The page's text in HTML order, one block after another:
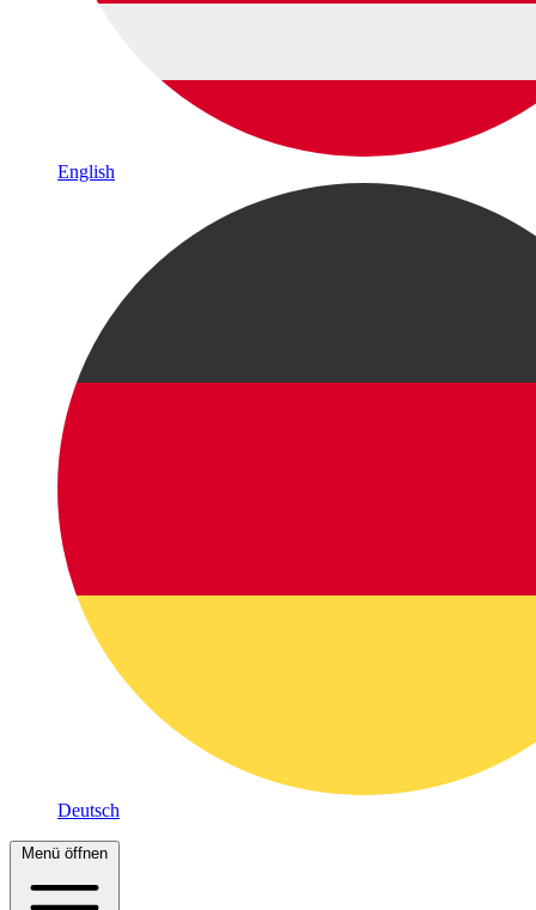
English
Deutsch
Menü öffnen